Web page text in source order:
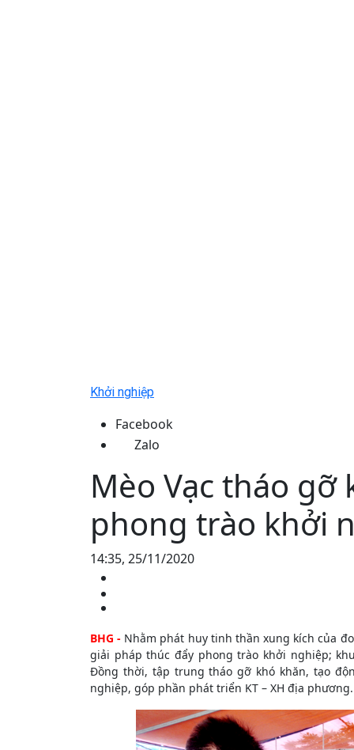
Khởi nghiệp
Facebook
Zalo
Mèo Vạc tháo
phong trào khởi
14:35, 25/11/2020
BHG - Nhằm phát huy tinh thần xung kích của
giải pháp thúc đẩy phong trào khởi nghiệp;
Đồng thời, tập trung tháo gỡ khó khăn, tạo
nghiệp, góp phần phát triển KT – XH địa phương.